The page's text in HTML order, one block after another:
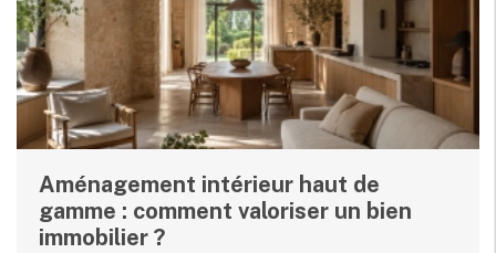
Aménagement intérieur haut de
gamme : comment valoriser un bien
immobilier ?